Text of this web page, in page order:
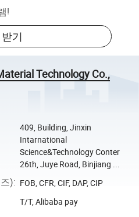
!
기
Technology Co.,
409, Building, Jinxin
Intarnational
Science&Technology Conter
26th, Juye Road, Binjiang ...
): FOB, CFR, CIF, DAP, CIP
T/T, Alibaba pay